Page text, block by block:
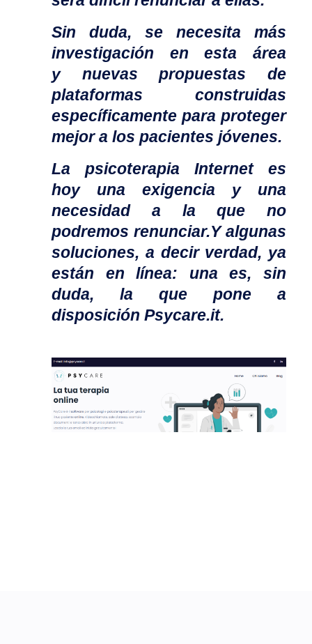
Sin duda, se necesita más
investigación en esta área
y nuevas propuestas
de
plataformas construidas
específicamente para proteger
mejor a los pacientes jóvenes.
La psicoterapia Internet es
hoy una exigencia y una
necesidad a la que no
podremos renunciar.Y algunas
soluciones, a decir verdad, ya
están en línea: una es, sin
duda, la que pone a
disposición Psycare.it.